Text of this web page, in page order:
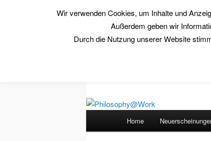
Home
Wir verwenden Cookies, um Inhalte und
Außerdem geben wir
Durch die Nutzung unserer Website